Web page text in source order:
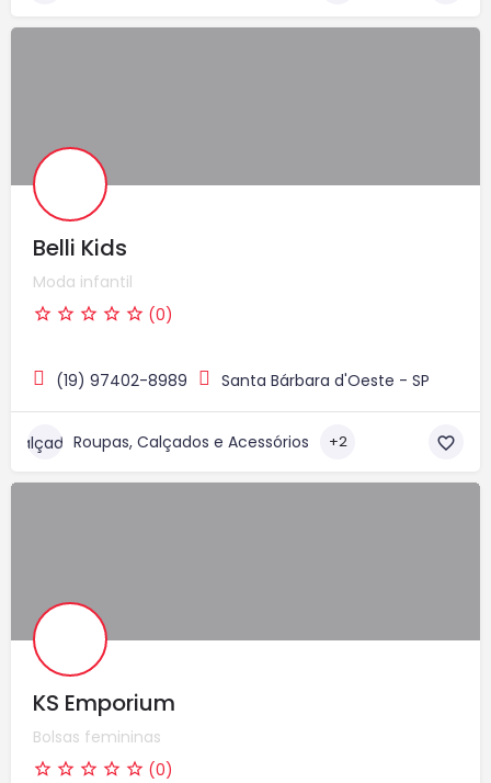
Belli Kids
Moda infantil
(0)
(19) 97402-8989 Santa Bárbara d'Oeste - SP
Roupas, Calçados e Acessórios +2
KS Emporium
Bolsas femininas
(0)